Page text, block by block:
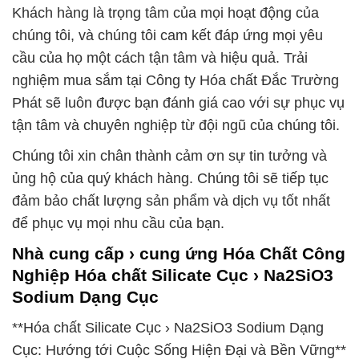
Khách hàng là trọng tâm của mọi hoạt động của
chúng tôi, và chúng tôi cam kết đáp ứng mọi yêu
cầu của họ một cách tận tâm và hiệu quả. Trải
nghiệm mua sắm tại Công ty Hóa chất Đắc Trường
Phát sẽ luôn được bạn đánh giá cao với sự phục vụ
tận tâm và chuyên nghiệp từ đội ngũ của chúng tôi.
Chúng tôi xin chân thành cảm ơn sự tin tưởng và
ủng hộ của quý khách hàng. Chúng tôi sẽ tiếp tục
đảm bảo chất lượng sản phẩm và dịch vụ tốt nhất
để phục vụ mọi nhu cầu của bạn.
Nhà cung cấp › cung ứng Hóa Chất Công
Nghiệp Hóa chất Silicate Cục › Na2SiO3
Sodium Dạng Cục
**Hóa chất Silicate Cục › Na2SiO3 Sodium Dạng
Cục: Hướng tới Cuộc Sống Hiện Đại và Bền Vững**